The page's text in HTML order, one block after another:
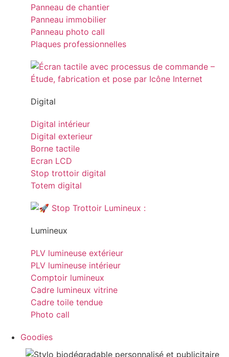
Panneau de chantier
Panneau immobilier
Panneau photo call
Plaques professionnelles
Digital
Digital intérieur
Digital exterieur
Borne tactile
Ecran LCD
Stop trottoir digital
Totem digital
Lumineux
PLV lumineuse extérieur
PLV lumineuse intérieur
Comptoir lumineux
Cadre lumineux vitrine
Cadre toile tendue
Photo call
Goodies